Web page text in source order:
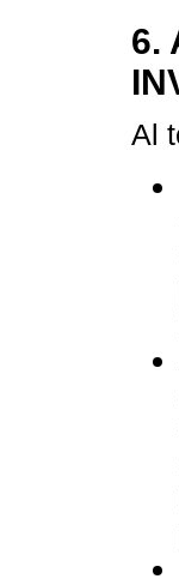
6.
Al